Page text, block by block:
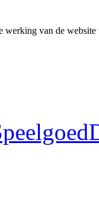
werking van de